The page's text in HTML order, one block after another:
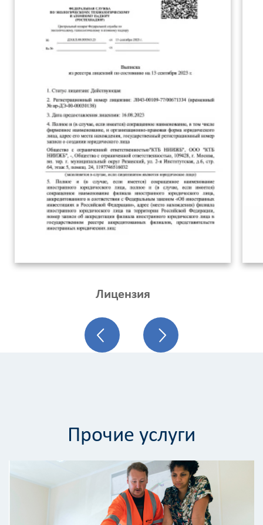
Лицензия
Прочие услуги